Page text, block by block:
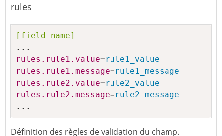
rules
[field_name]
rules.rule1.value=rule1_value
rules.rule1.message=rule1_message
rules.rule2.value=rule2_value
rules.rule2.message=rule2_message
...
Définition des règles de validation du champ.